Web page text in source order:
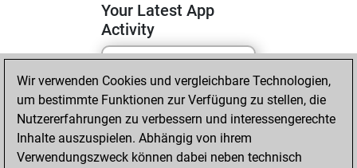
Your Latest App
Activity
Samstag, Juli 11,
2026
You totalled 26
tactics positions
Wir verwenden Cookies und vergleichbare Technologien,
um bestimmte Funktionen zur Verfügung zu stellen, die
Nutzererfahrungen zu verbessern und interessengerechte
Inhalte auszuspielen. Abhängig von ihrem
Verwendungszweck können dabei neben technisch